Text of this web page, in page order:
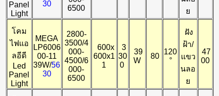
Panel
Light
30
6500
ย
โคม
ไฟแอ
ลอีดี
Led
Panel
Light
MEGA
LP6006
00-11
39W/56
30
2800-
3500/4
000-
4500/6
000-
6500
600x
600x1
1
3
30
0
39
W
80
120
°
ฝัง
ฝ้า/
แขว
นลอ
ย
47
00